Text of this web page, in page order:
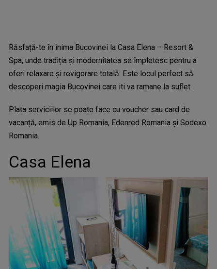
Răsfață-te în inima Bucovinei la Casa Elena – Resort &
Spa, unde tradiția și modernitatea se împletesc pentru a
oferi relaxare și revigorare totală. Este locul perfect să
descoperi magia Bucovinei care iti va ramane la suflet.
Plata serviciilor se poate face cu voucher sau card de
vacanță, emis de Up Romania, Edenred Romania și Sodexo
Romania.
Casa Elena